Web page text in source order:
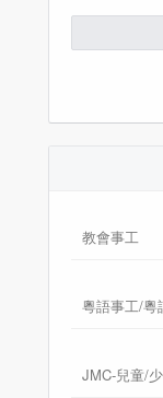
for:
教會事工
粵語事工/粵
JMC-兒童/